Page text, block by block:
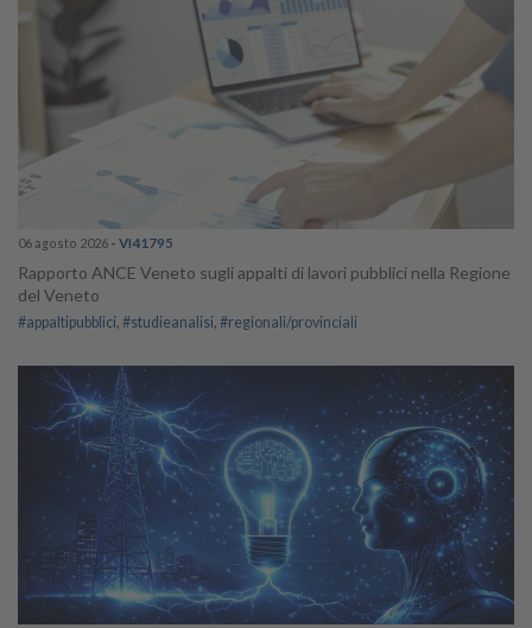
06 agosto 2026 - VI41795
Rapporto ANCE Veneto sugli appalti di lavori pubblici nella Regione
del Veneto
#appaltipubblici #studieanalisi #regionali/provinciali